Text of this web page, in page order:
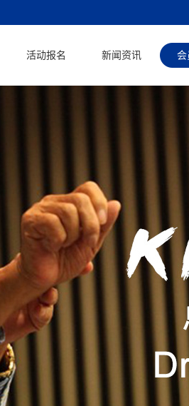
活动报名 新闻资讯 会